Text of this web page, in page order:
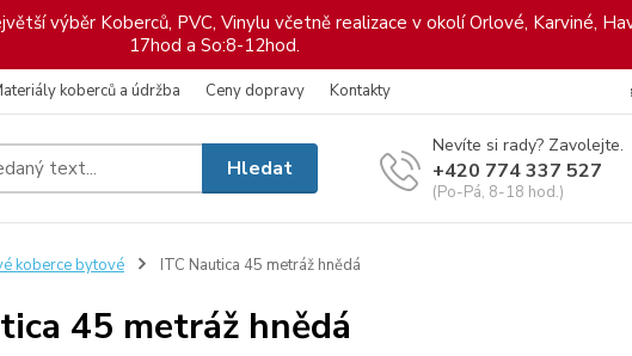
výběr Koberců, PVC, Vinylu včetně realizace v okolí Orlové, Karviné,
17hod a So:8-12hod.
koberců a údržba Ceny dopravy Kontakty
Hledat
Nevíte si rady? Zavolejte.
+420 774 337 527
(Po-Pá, 8-18 hod.)
koberce bytové ITC Nautica 45 metráž hnědá
45 metráž hnědá